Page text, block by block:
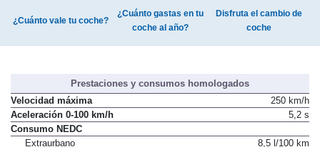
¿Cuánto gastas en tu
Disfruta el cambio de
Prestaciones y consumos homologados
Velocidad máxima
250 km/h
Aceleración 0-100 km/h
Consumo NEDC